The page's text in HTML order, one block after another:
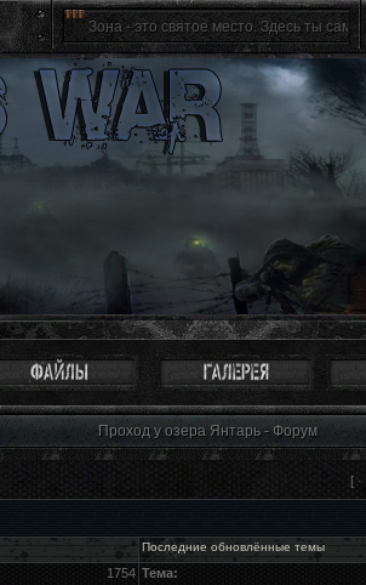
Зона - это святое место. Здесь ты сам себе
Проход у озера Янтарь - Форум
[ ·
Последние обновлённые темы
1754 Тема: